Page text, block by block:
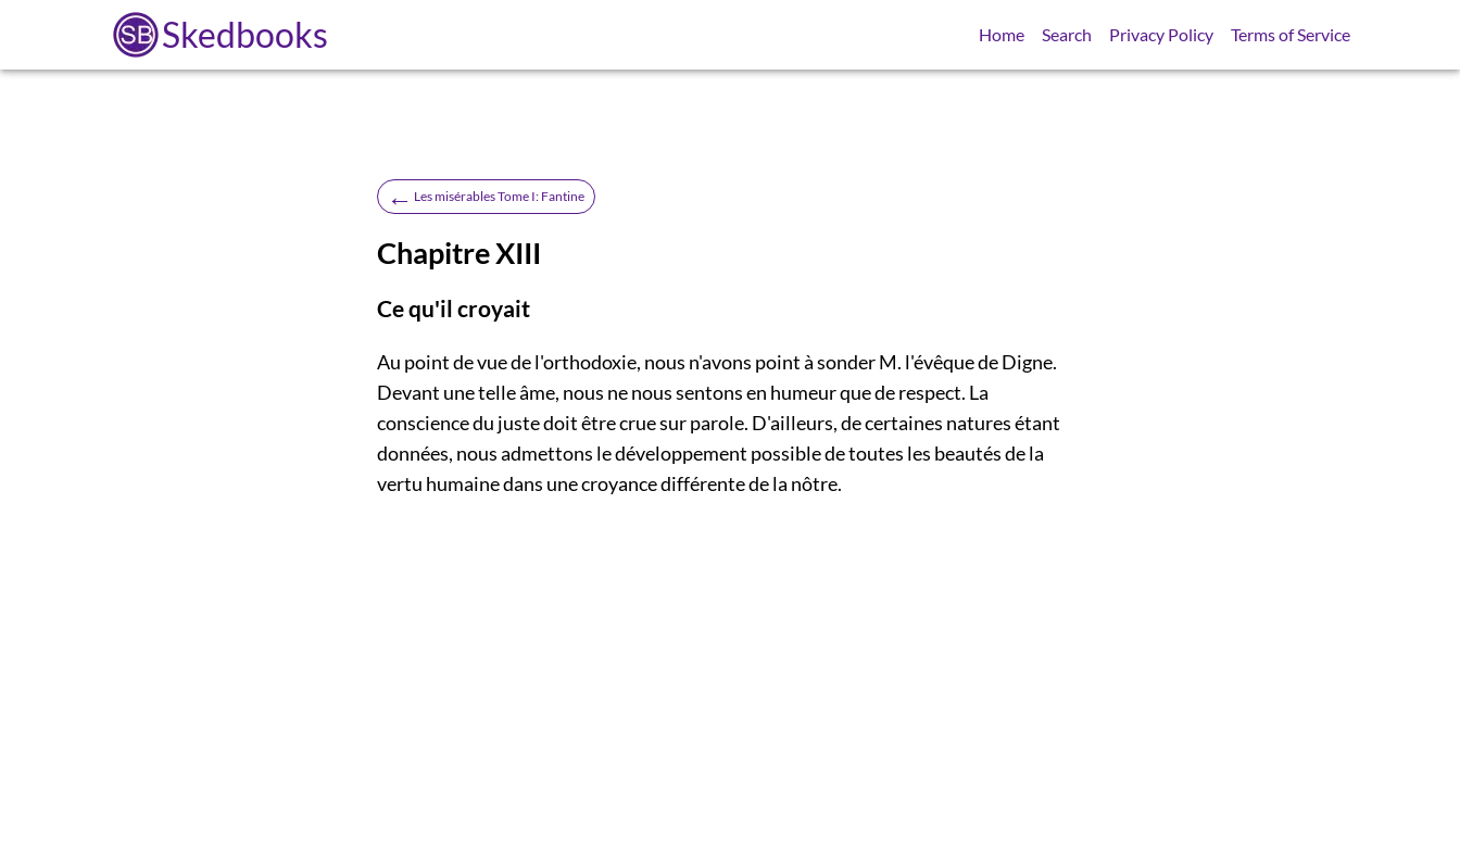
Skedbooks Home Search Privacy Policy Terms of Service
← Les misérables Tome I: Fantine
Chapitre XIII
Ce qu'il croyait
Au point de vue de l'orthodoxie, nous n'avons point à sonder M. l'évêque de Digne.
Devant une telle âme, nous ne nous sentons en humeur que de respect. La
conscience du juste doit être crue sur parole. D'ailleurs, de certaines natures étant
données, nous admettons le développement possible de toutes les beautés de la
vertu humaine dans une croyance différente de la nôtre.